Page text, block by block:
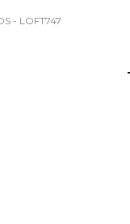
- LOFT747